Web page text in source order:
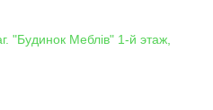
"Будинок Меблiв" 1-й этаж,